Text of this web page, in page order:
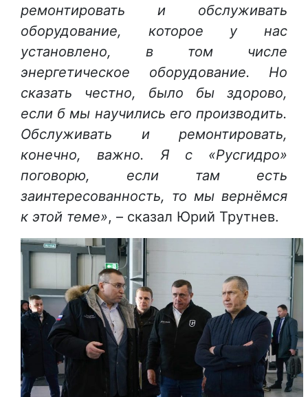
ремонтировать и обслуживать
оборудование, которое у нас
установлено, в том числе
энергетическое оборудование. Но
сказать честно, было бы здорово,
если б мы научились его производить.
Обслуживать и ремонтировать,
конечно, важно. Я с «Русгидро»
поговорю, если там есть
заинтересованность, то мы вернёмся
к этой теме», – сказал Юрий Трутнев.